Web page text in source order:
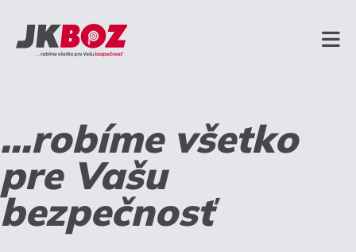
...robíme všetko
pre Vašu
bezpečnosť